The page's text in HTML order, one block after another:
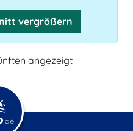
vergrößern
angezeigt